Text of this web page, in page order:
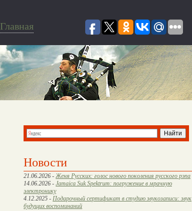
Главная
Новости
21.06.2026 - Женя Русских: голос нового поколения русского рэпа
14.06.2026 - Jamaica Suk Spektrum: погружение в мрачную
электронику
4.12.2025 - Подарочный сертификат в студию звукозаписи: звук
будущих воспоминаний